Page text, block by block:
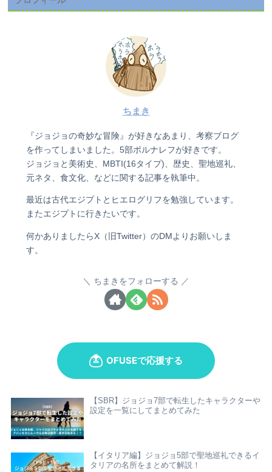
ちまき
『ジョジョの奇妙な冒険』が好きなあまり、考察ブログ
を作ってしまいました。5部ポルナレフが好きです。
ジョジョと美術史、MBTI(16タイプ)、歴史、聖地巡礼、
元ネタ、食文化、などに関する記事を執筆中。
最近は古代エジプトとヒエログリフを勉強しています。
またエジプトに行きたいです。
何かありましたらX（旧Twitter）のDMよりお願いしま
す。
ちまきをフォローする
【SBR】ジョジョ7部で転生したキャラクターや
設定を一覧にしてまとめてみた
【イタリア編】ジョジョ5部で聖地巡礼できるイ
タリアの名所をまとめて解説！